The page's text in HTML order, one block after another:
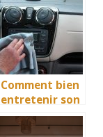
communicatio
n pour tous
Comment bien
entretenir son
auto au
quotidien ?